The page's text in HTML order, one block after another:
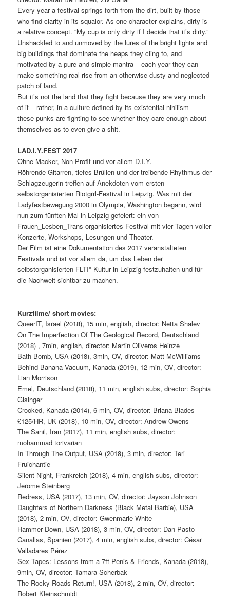
Every year a festival springs forth from the dirt, built by those
who find clarity in its squalor. As one character explains, dirty is
a relative concept. “My cup is only dirty if I decide that it’s dirty.”
Unshackled to and unmoved by the lures of the bright lights and
big buildings that dominate the heaps they cling to, and
motivated by a pure and simple mantra – each year they can
make something real rise from an otherwise dusty and neglected
patch of land.
But it’s not the land that they fight because they are very much
of it – rather, in a culture defined by its existential nihilism –
these punks are fighting to see whether they care enough about
themselves as to even give a shit.
LAD.I.Y.FEST 2017
Ohne Macker, Non-Profit und vor allem D.I.Y.
Röhrende Gitarren, tiefes Brüllen und der treibende Rhythmus der
Schlagzeugerin treffen auf Anekdoten vom ersten
selbstorganisierten Riotgrrl-Festival in Leipzig. Was mit der
Ladyfestbewegung 2000 in Olympia, Washington begann, wird
nun zum fünften Mal in Leipzig gefeiert: ein von
Frauen_Lesben_Trans organisiertes Festival mit vier Tagen voller
Konzerte, Workshops, Lesungen und Theater.
Der Film ist eine Dokumentation des 2017 veranstalteten
Festivals und ist vor allem da, um das Leben der
selbstorganisierten FLTI*-Kultur in Leipzig festzuhalten und für
die Nachwelt sichtbar zu machen.
Kurzfilme/ short movies:
QueerIT, Israel (2018), 15 min, english, director: Netta Shalev
On The Imperfection Of The Geological Record, Deutschland
(2018) , 7min, english, director: Martin Oliveros Heinze
Bath Bomb, USA (2018), 3min, OV, director: Matt McWilliams
Behind Banana Vacuum, Kanada (2019), 12 min, OV, director:
Lian Morrison
Emel, Deutschland (2018), 11 min, english subs, director: Sophia
Gisinger
Crooked, Kanada (2014), 6 min, OV, director: Briana Blades
£125/HR, UK (2018), 10 min, OV, director: Andrew Owens
The Sanil, Iran (2017), 11 min, english subs, director:
mohammad torivarian
In Through The Output, USA (2018), 3 min, director: Teri
Fruichantie
Silent Night, Frankreich (2018), 4 min, english subs, director:
Jerome Steinberg
Redress, USA (2017), 13 min, OV, director: Jayson Johnson
Daughters of Northern Darkness (Black Metal Barbie), USA
(2018), 2 min, OV, director: Gwenmarie White
Hammer Down, USA (2018), 3 min, OV, director: Dan Pasto
Canallas, Spanien (2017), 4 min, english subs, director: César
Valladares Pérez
Sex Tapes: Lessons from a 7ft Penis & Friends, Kanada (2018),
9min, OV, director: Tamara Scherbak
The Rocky Roads Return!, USA (2018), 2 min, OV, director:
Robert Kleinschmidt